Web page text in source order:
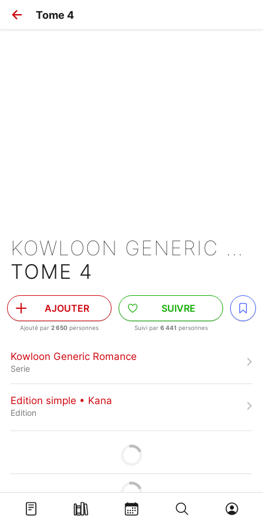
Tome 4
KOWLOON GENERIC ROMANCE
TOME 4
AJOUTER
Ajouté par 2 650 personnes
SUIVRE
Suivi par 6 441 personnes
Kowloon Generic Romance
Serie
Edition simple • Kana
Edition